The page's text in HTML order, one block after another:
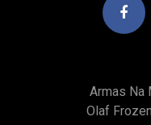
Armas Na
Olaf